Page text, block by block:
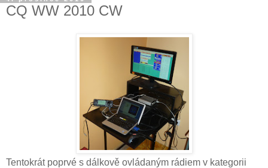
CQ WW 2010 CW
Tentokrát poprvé s dálkově ovládaným rádiem v kategorii